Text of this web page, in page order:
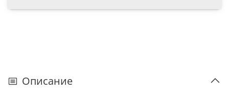
Описание